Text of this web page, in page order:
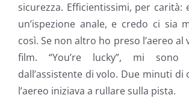
sicurezza. Efficientissimi, per carità:
un’ispezione anale, e credo ci sia
così. Se non altro ho preso l’aereo al
film. “You’re lucky”, mi
dall’assistente di volo. Due minuti
l’aereo iniziava a rullare sulla pista.